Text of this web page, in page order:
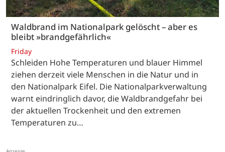
Waldbrand im Nationalpark gelöscht – aber es
bleibt »brandgefährlich«
Friday
Schleiden Hohe Temperaturen und blauer Himmel
ziehen derzeit viele Menschen in die Natur und in
den Nationalpark Eifel. Die Nationalparkverwaltung
warnt eindringlich davor, die Waldbrandgefahr bei
der aktuellen Trockenheit und den extremen
Temperaturen zu…